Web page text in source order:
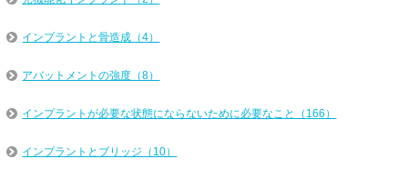
インプラントと骨造成（4）
アバットメントの強度（8）
インプラントが必要な状態にならないために必要なこと（166）
インプラントとブリッジ（10）